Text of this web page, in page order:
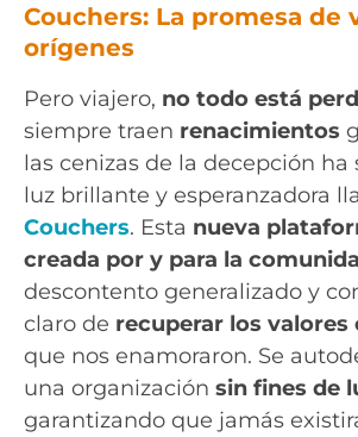
Couchers: La promesa de
orígenes
Pero viajero, no todo está
siempre traen renacimientos
las cenizas de la decepción ha
luz brillante y esperanzadora
Couchers. Esta nueva
creada por y para la
descontento generalizado y
claro de recuperar los valores
que nos enamoraron. Se
una organización sin fines de
garantizando que jamás